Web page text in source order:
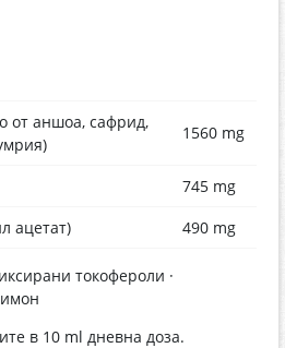
от аншоа, сафрид,
1560 mg
745 mg
ацетат)
490 mg
токофероли ·
в 10 ml дневна доза.